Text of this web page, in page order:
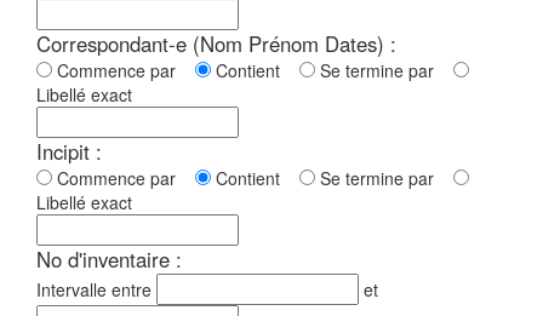
Correspondant-e (Nom Prénom Dates) :
Commence par Contient
Se termine par
Libellé exact
Incipit :
Commence par Contient
Se termine par
Libellé exact
No d'inventaire :
Intervalle entre et